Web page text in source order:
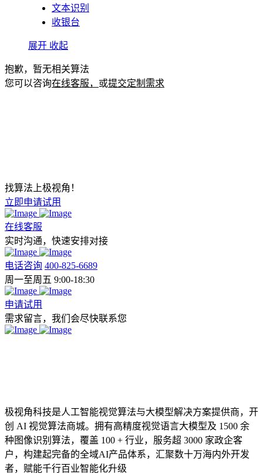
文本识别
收银台
展开 收起
抱歉，暂无相关算法
您可以咨询在线客服， 或提交定制需求
找算法上极视角！
立即申请试用
在线客服
实时沟通，快速安排对接
电话咨询 400-825-6689
周一至周五 9:00-18:30
申请试用
需求留言，我们会尽快联系您
极视角科技是人工智能视觉算法与大模型解决方案提供商，开
创 AI 视觉算法商城。拥有高精度视觉语言大模型及 1500 余
种图像识别算法，覆盖 100 + 行业，服务超 3000 家政企客
户，构建起完备的全域AI产品体系，汇聚数十万海内外开发
者，赋能千行百业智能化升级